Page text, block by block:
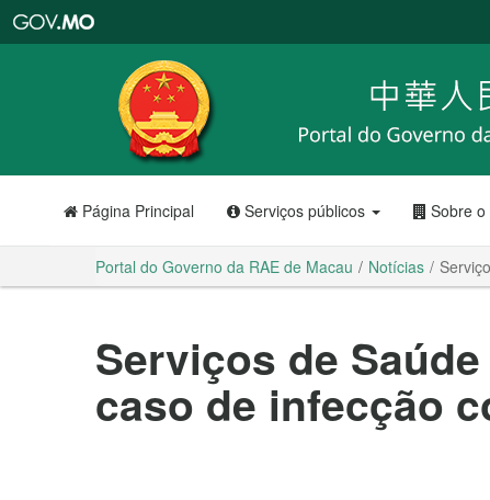
RAE
de
Macau
Página Principal Serviços públicos Sobre o
Portal do Governo da RAE de Macau Notícias
Serviços de
caso de infecção